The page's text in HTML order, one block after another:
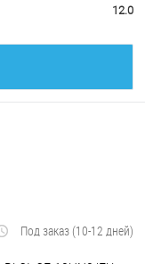
12.0
Под заказ (10-12 дней)